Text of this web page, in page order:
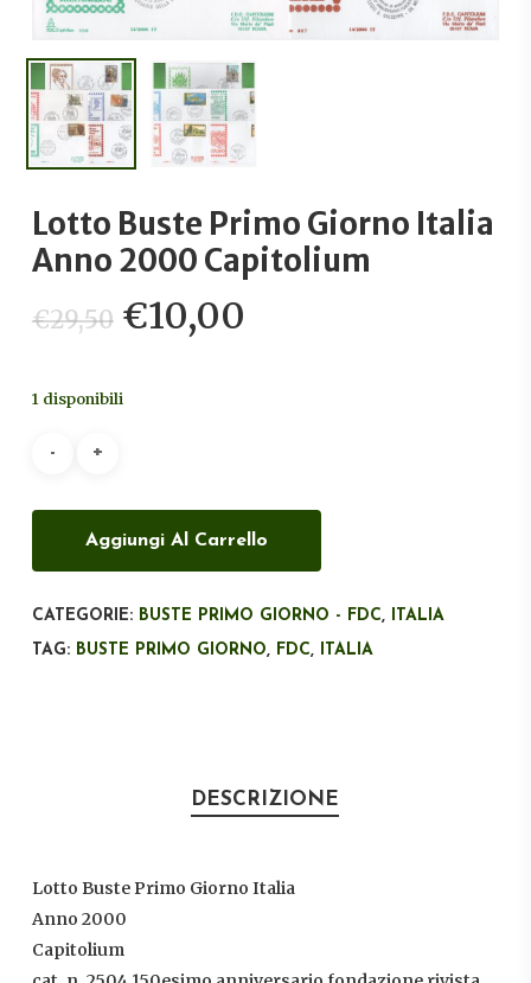
Lotto Buste Primo Giorno Italia
Anno 2000 Capitolium
€29,50 Il
prezzo
originale
€10,00
1 disponibili
Aggiungi Al Carrello
CATEGORIE: BUSTE PRIMO GIORNO - FDC,
ITALIA
TAG: BUSTE PRIMO GIORNO, FDC, ITALIA
DESCRIZIONE
Lotto Buste Primo Giorno Italia
Anno 2000
Capitolium